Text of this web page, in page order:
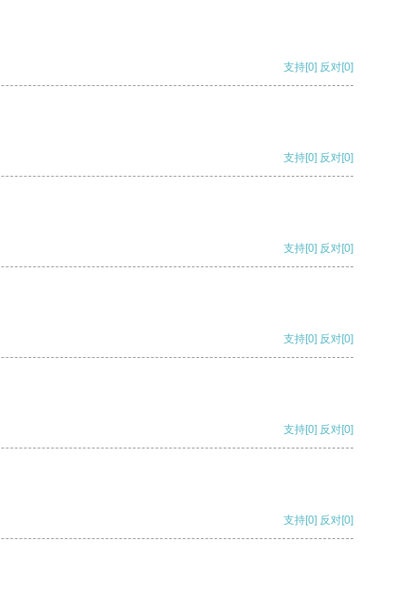
支持[0] 反对[0]
支持[0] 反对[0]
支持[0] 反对[0]
支持[0] 反对[0]
支持[0] 反对[0]
支持[0] 反对[0]